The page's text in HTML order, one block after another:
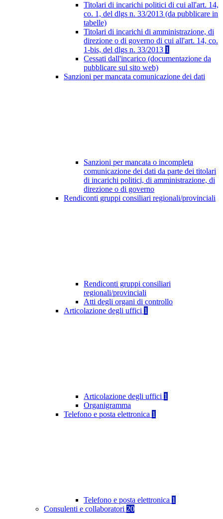
Titolari di incarichi politici di cui all'art. 14,
co. 1, del dlgs n. 33/2013 (da pubblicare in
tabelle)
Titolari di incarichi di amministrazione, di
direzione o di governo di cui all'art. 14, co.
1-bis, del dlgs n. 33/2013 1
Cessati dall'incarico (documentazione da
pubblicare sul sito web)
Sanzioni per mancata comunicazione dei dati
Sanzioni per mancata o incompleta
comunicazione dei dati da parte dei titolari
di incarichi politici, di amministrazione, di
direzione o di governo
Rendiconti gruppi consiliari regionali/provinciali
Rendiconti gruppi consiliari
regionali/provinciali
Atti degli organi di controllo
Articolazione degli uffici 1
Articolazione degli uffici 1
Organigramma
Telefono e posta elettronica 1
Telefono e posta elettronica 1
Consulenti e collaboratori 20